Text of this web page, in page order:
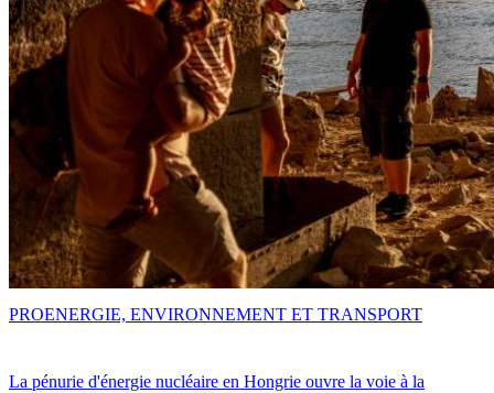
La pénurie d'énergie nucléaire en Hongrie ouvre la voie à la
PROENERGIE, ENVIRONNEMENT ET TRANSPORT